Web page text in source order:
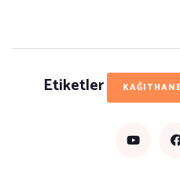
Etiketler